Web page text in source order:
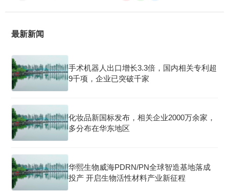
最新新闻
手术机器人出口增长3.3倍，国内相关专利超
9千项，企业已突破千家
化妆品新国标发布，相关企业2000万余家，
多分布在华东地区
华熙生物威海PDRN/PN全球智造基地落成
投产 开启生物活性材料产业新征程